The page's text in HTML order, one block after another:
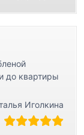
до квартиры
Иголкина